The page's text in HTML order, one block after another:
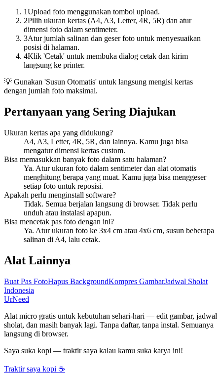
1Upload foto menggunakan tombol upload.
2Pilih ukuran kertas (A4, A3, Letter, 4R, 5R) dan atur
dimensi foto dalam sentimeter.
3Atur jumlah salinan dan geser foto untuk menyesuaikan
posisi di halaman.
4Klik 'Cetak' untuk membuka dialog cetak dan kirim
langsung ke printer.
💡 Gunakan 'Susun Otomatis' untuk langsung mengisi kertas
dengan jumlah foto maksimal.
Pertanyaan yang Sering Diajukan
Ukuran kertas apa yang didukung?
A4, A3, Letter, 4R, 5R, dan lainnya. Kamu juga bisa
mengatur dimensi kertas custom.
Bisa memasukkan banyak foto dalam satu halaman?
Ya. Atur ukuran foto dalam sentimeter dan alat otomatis
menghitung berapa yang muat. Kamu juga bisa menggeser
setiap foto untuk reposisi.
Apakah perlu menginstall software?
Tidak. Semua berjalan langsung di browser. Tidak perlu
unduh atau instalasi apapun.
Bisa mencetak pas foto dengan ini?
Ya. Atur ukuran foto ke 3x4 cm atau 4x6 cm, susun beberapa
salinan di A4, lalu cetak.
Alat Lainnya
Buat Pas FotoHapus BackgroundKompres GambarJadwal Sholat
Indonesia
UrNeed
Alat micro gratis untuk kebutuhan sehari-hari — edit gambar, jadwal
sholat, dan masih banyak lagi. Tanpa daftar, tanpa instal. Semuanya
langsung di browser.
Saya suka kopi — traktir saya kalau kamu suka karya ini!
Traktir saya kopi ☕